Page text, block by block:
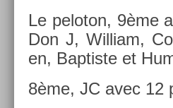
Le peloton, 9ème
Don J, Wil­liam,
en, Bap­tiste et
8ème, JC avec 12